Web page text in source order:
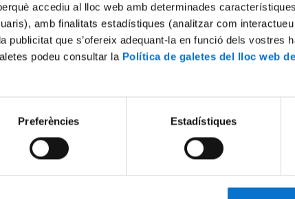
accediu al lloc web amb determinades
amb finalitats estadístiques (analitzar com
publicitat que s’ofereix adequant-la en funció dels vostres
podeu consultar la Política de galetes del lloc web
Preferències Estadístiques
Benchmarking
Opportunities
BKC - Barcelona Knowledge
Manuel Barranco
17 novembre, 2011